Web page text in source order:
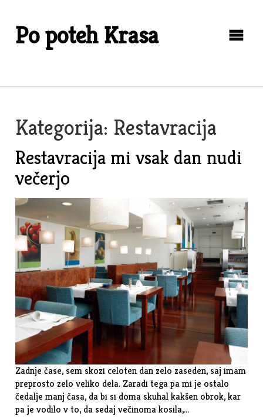
contentPo poteh Krasa
Kategorija: Restavracija
Restavracija mi vsak dan nudi
večerjo
Zadnje čase, sem skozi celoten dan zelo zaseden, saj imam
preprosto zelo veliko dela. Zaradi tega pa mi je ostalo
čedalje manj časa, da bi si doma skuhal kakšen obrok, kar
pa je vodilo v to, da sedaj večinoma kosila,…